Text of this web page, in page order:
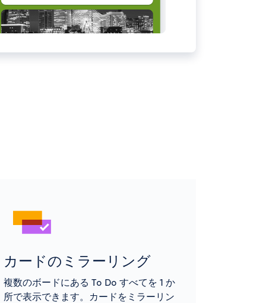
カードのミラーリング
複数のボードにある To Do すべてを 1 か
所で表示できます。カードをミラーリン